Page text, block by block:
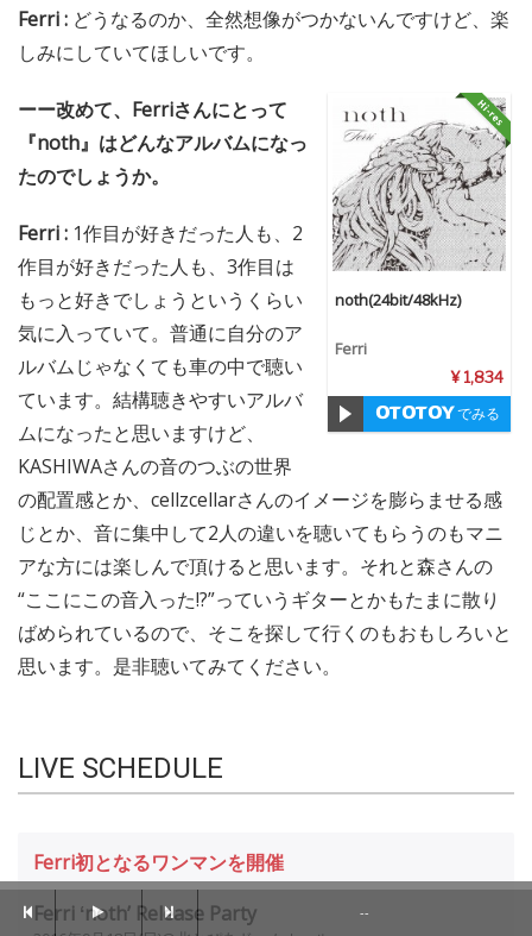
Ferri : どうなるのか、全然想像がつかないんですけど、楽
しみにしていてほしいです。
noth(24bit/48kHz)
Ferri
¥ 1,834
でみる
ーー改めて、Ferriさんにとって
『noth』はどんなアルバムになっ
たのでしょうか。
Ferri : 1作目が好きだった人も、2
作目が好きだった人も、3作目は
もっと好きでしょうというくらい
気に入っていて。普通に自分のア
ルバムじゃなくても車の中で聴い
ています。結構聴きやすいアルバ
ムになったと思いますけど、
KASHIWAさんの音のつぶの世界
の配置感とか、cellzcellarさんのイメージを膨らませる感
じとか、音に集中して2人の違いを聴いてもらうのもマニ
アな方には楽しんで頂けると思います。それと森さんの
“ここにこの音入った!?”っていうギターとかもたまに散り
ばめられているので、そこを探して行くのもおもしろいと
思います。是非聴いてみてください。
LIVE SCHEDULE
Ferri初となるワンマンを開催
Ferri ʻnothʼ Release Party
--